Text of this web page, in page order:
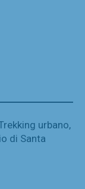
urbano,
di Santa